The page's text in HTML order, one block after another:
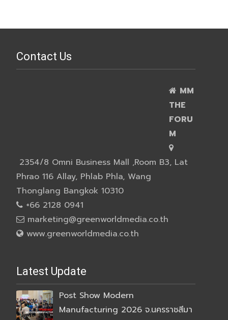
Contact Us
MM
THE
FORU
M
2354/8 Omni Business Mall ,Room B3, Lat
Phrao 116 Allay, Phlab Phla, Wang
Thonglang Bangkok 10310
+66 2128 0941
marketing@greenworldmedia.co.th
www.greenworldmedia.co.th
Latest Update
Post Show Modern
Manufacturing 2026 จ.นครราชสีมา